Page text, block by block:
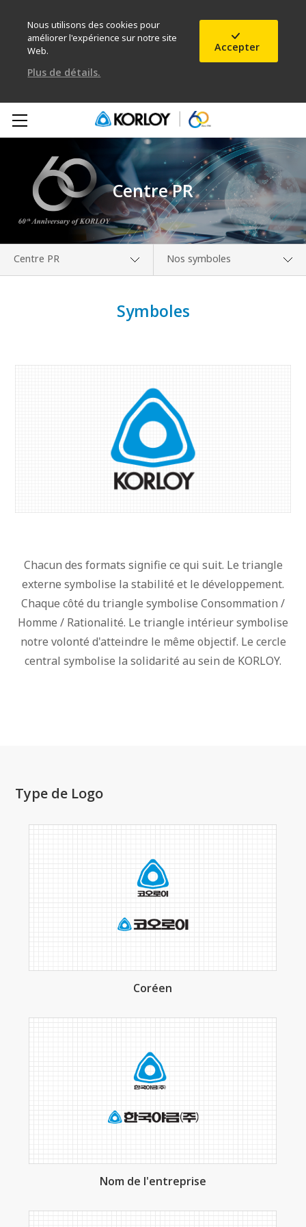
Nous utilisons des cookies pour
améliorer l'expérience sur notre site
Web.
Accepter
Plus de détails.
Centre PR
Centre PR Nos symboles
Centre multimédia
Symboles
Chacun des formats signifie ce qui suit. Le triangle
externe symbolise la stabilité et le développement.
Chaque côté du triangle symbolise Consommation /
Homme / Rationalité. Le triangle intérieur symbolise
notre volonté d'atteindre le même objectif. Le cercle
central symbolise la solidarité au sein de KORLOY.
Type de Logo
Coréen
Nom de l'entreprise